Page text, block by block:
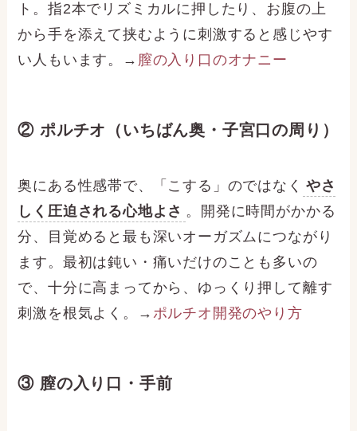
ト。指2本でリズミカルに押したり、お腹の上
から手を添えて挟むように刺激すると感じやす
い人もいます。→ 膣の入り口のオナニー
② ポルチオ（いちばん奥・子宮口の周り）
奥にある性感帯で、「こする」のではなく やさ
しく圧迫される心地よさ 。開発に時間がかかる
分、目覚めると最も深いオーガズムにつながり
ます。最初は鈍い・痛いだけのことも多いの
で、十分に高まってから、ゆっくり押して離す
刺激を根気よく。→ ポルチオ開発のやり方
③ 膣の入り口・手前